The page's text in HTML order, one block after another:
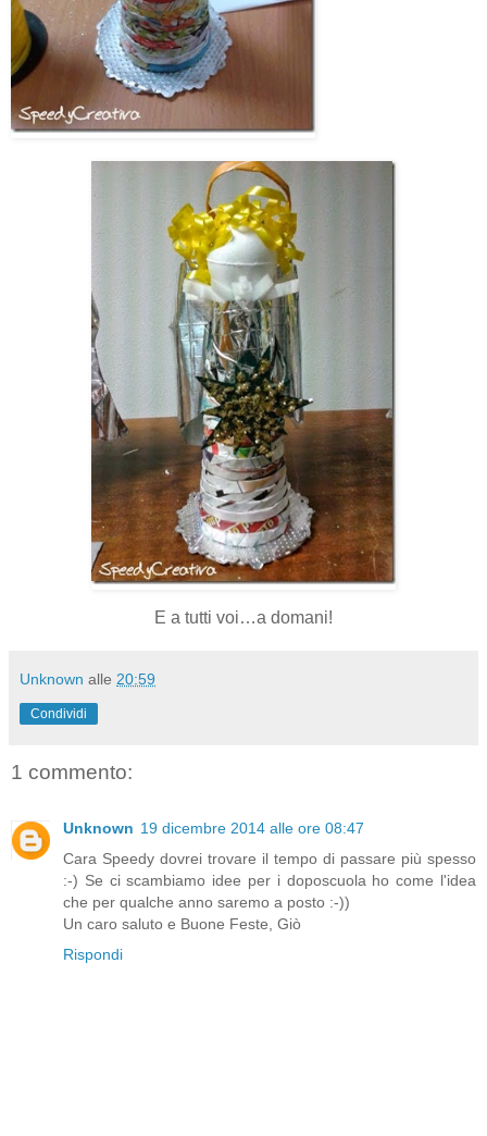
E a tutti voi…a domani!
Unknown alle 20:59
Condividi
1 commento:
Unknown 19 dicembre 2014 alle ore 08:47
Cara Speedy dovrei trovare il tempo di passare più spesso
:-) Se ci scambiamo idee per i doposcuola ho come l'idea
che per qualche anno saremo a posto :-))
Un caro saluto e Buone Feste, Giò
Rispondi